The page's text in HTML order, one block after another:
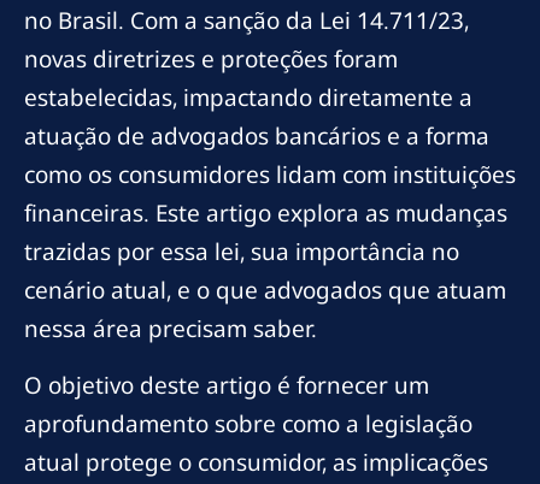
no Brasil. Com a sanção da Lei 14.711/23,
novas diretrizes e proteções foram
estabelecidas, impactando diretamente a
atuação de advogados bancários e a forma
como os consumidores lidam com instituições
financeiras. Este artigo explora as mudanças
trazidas por essa lei, sua importância no
cenário atual, e o que advogados que atuam
nessa área precisam saber.
O objetivo deste artigo é fornecer um
aprofundamento sobre como a legislação
atual protege o consumidor, as implicações